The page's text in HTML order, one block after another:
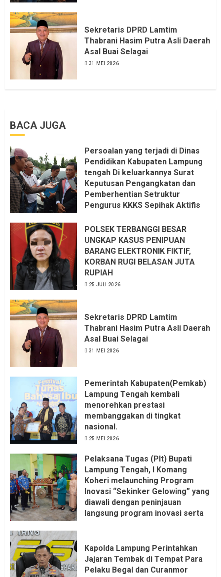
Dapat saya pastikan penuh Unsur
KKN, dan Unsur Politik.
6 AGUSTUS 2026
Sekretaris DPRD Lamtim
Thabrani Hasim Putra Asli Daerah
Asal Buai Selagai
31 MEI 2026
BACA JUGA
Persoalan yang terjadi di Dinas
Pendidikan Kabupaten Lampung
tengah Di keluarkannya Surat
Keputusan Pengangkatan dan
Pemberhentian Setruktur
Pengurus KKKS Sepihak Aktifis
Sangat menantang Aturan dan
Dapat saya pastikan penuh Unsur
KKN, dan Unsur Politik.
6 AGUSTUS 2026
POLSEK TERBANGGI BESAR
UNGKAP KASUS PENIPUAN
BARANG ELEKTRONIK FIKTIF,
KORBAN RUGI BELASAN JUTA
RUPIAH
25 JULI 2026
Sekretaris DPRD Lamtim
Thabrani Hasim Putra Asli Daerah
Asal Buai Selagai
31 MEI 2026
Pemerintah Kabupaten(Pemkab)
Lampung Tengah kembali
menorehkan prestasi
membanggakan di tingkat
nasional.
25 MEI 2026
Pelaksana Tugas (Plt) Bupati
Lampung Tengah, I Komang
Koheri melaunching Program
Inovasi “Sekinker Gelowing” yang
diawali dengan peninjauan
langsung program inovasi serta
Bandar Jaya Barat, Kecamatan
Terbanggi Besar, Rabu
(20/05/2026).
Kapolda Lampung Perintahkan
Jajaran Tembak di Tempat Para
Pelaku Begal dan Curanmor